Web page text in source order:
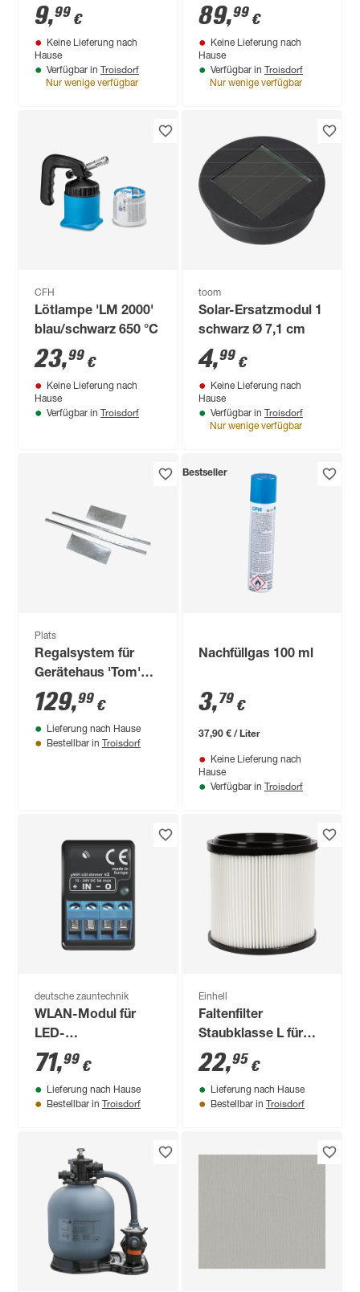
9,99 €
Keine Lieferung nach
Hause
Verfügbar in Troisdorf
Nur wenige verfügbar
Touchscreen
89,99 €
Keine Lieferung nach
Hause
Verfügbar in Troisdorf
Nur wenige verfügbar
CFH
Lötlampe 'LM 2000'
blau/schwarz 650 °C
23,99 €
Keine Lieferung nach
Hause
Verfügbar in Troisdorf
toom
Solar-Ersatzmodul 1
schwarz Ø 7,1 cm
4,99 €
Keine Lieferung nach
Hause
Verfügbar in Troisdorf
Nur wenige verfügbar
Plats
Regalsystem für
Gerätehaus 'Tom'
Metall silbern 69,5 x
170,5 x 26,5 cm
129,99 €
Lieferung nach Hause
Bestellbar in Troisdorf
Bestseller
Nachfüllgas 100 ml
3,79 €
37,90 € / Liter
Keine Lieferung nach
Hause
Verfügbar in Troisdorf
deutsche zauntechnik
WLAN-Modul für
LED-
Zaunbeleuchtung
71,99 €
Lieferung nach Hause
Bestellbar in Troisdorf
Einhell
Faltenfilter
Staubklasse L für
Nass-
Trockensauger
22,95 €
Lieferung nach Hause
Bestellbar in Troisdorf